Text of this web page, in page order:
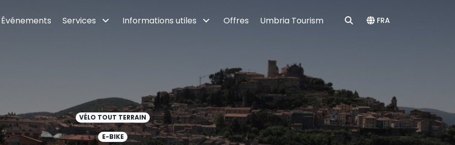
Événements Services Informations utiles Offres Umbria Tourism FRA
VÉLO TOUT TERRAIN
E-BIKE